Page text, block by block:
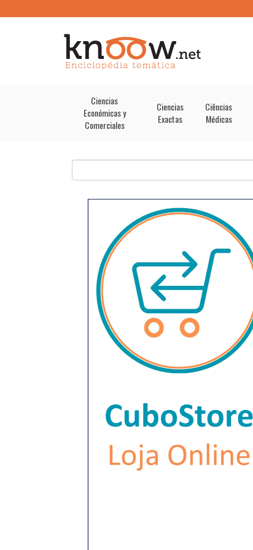
Ciencias
Económicas y
Comerciales
Ciencias
Exactas
Ciências
Médicas